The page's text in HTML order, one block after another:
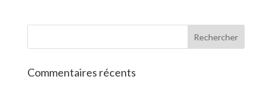
Commentaires récents